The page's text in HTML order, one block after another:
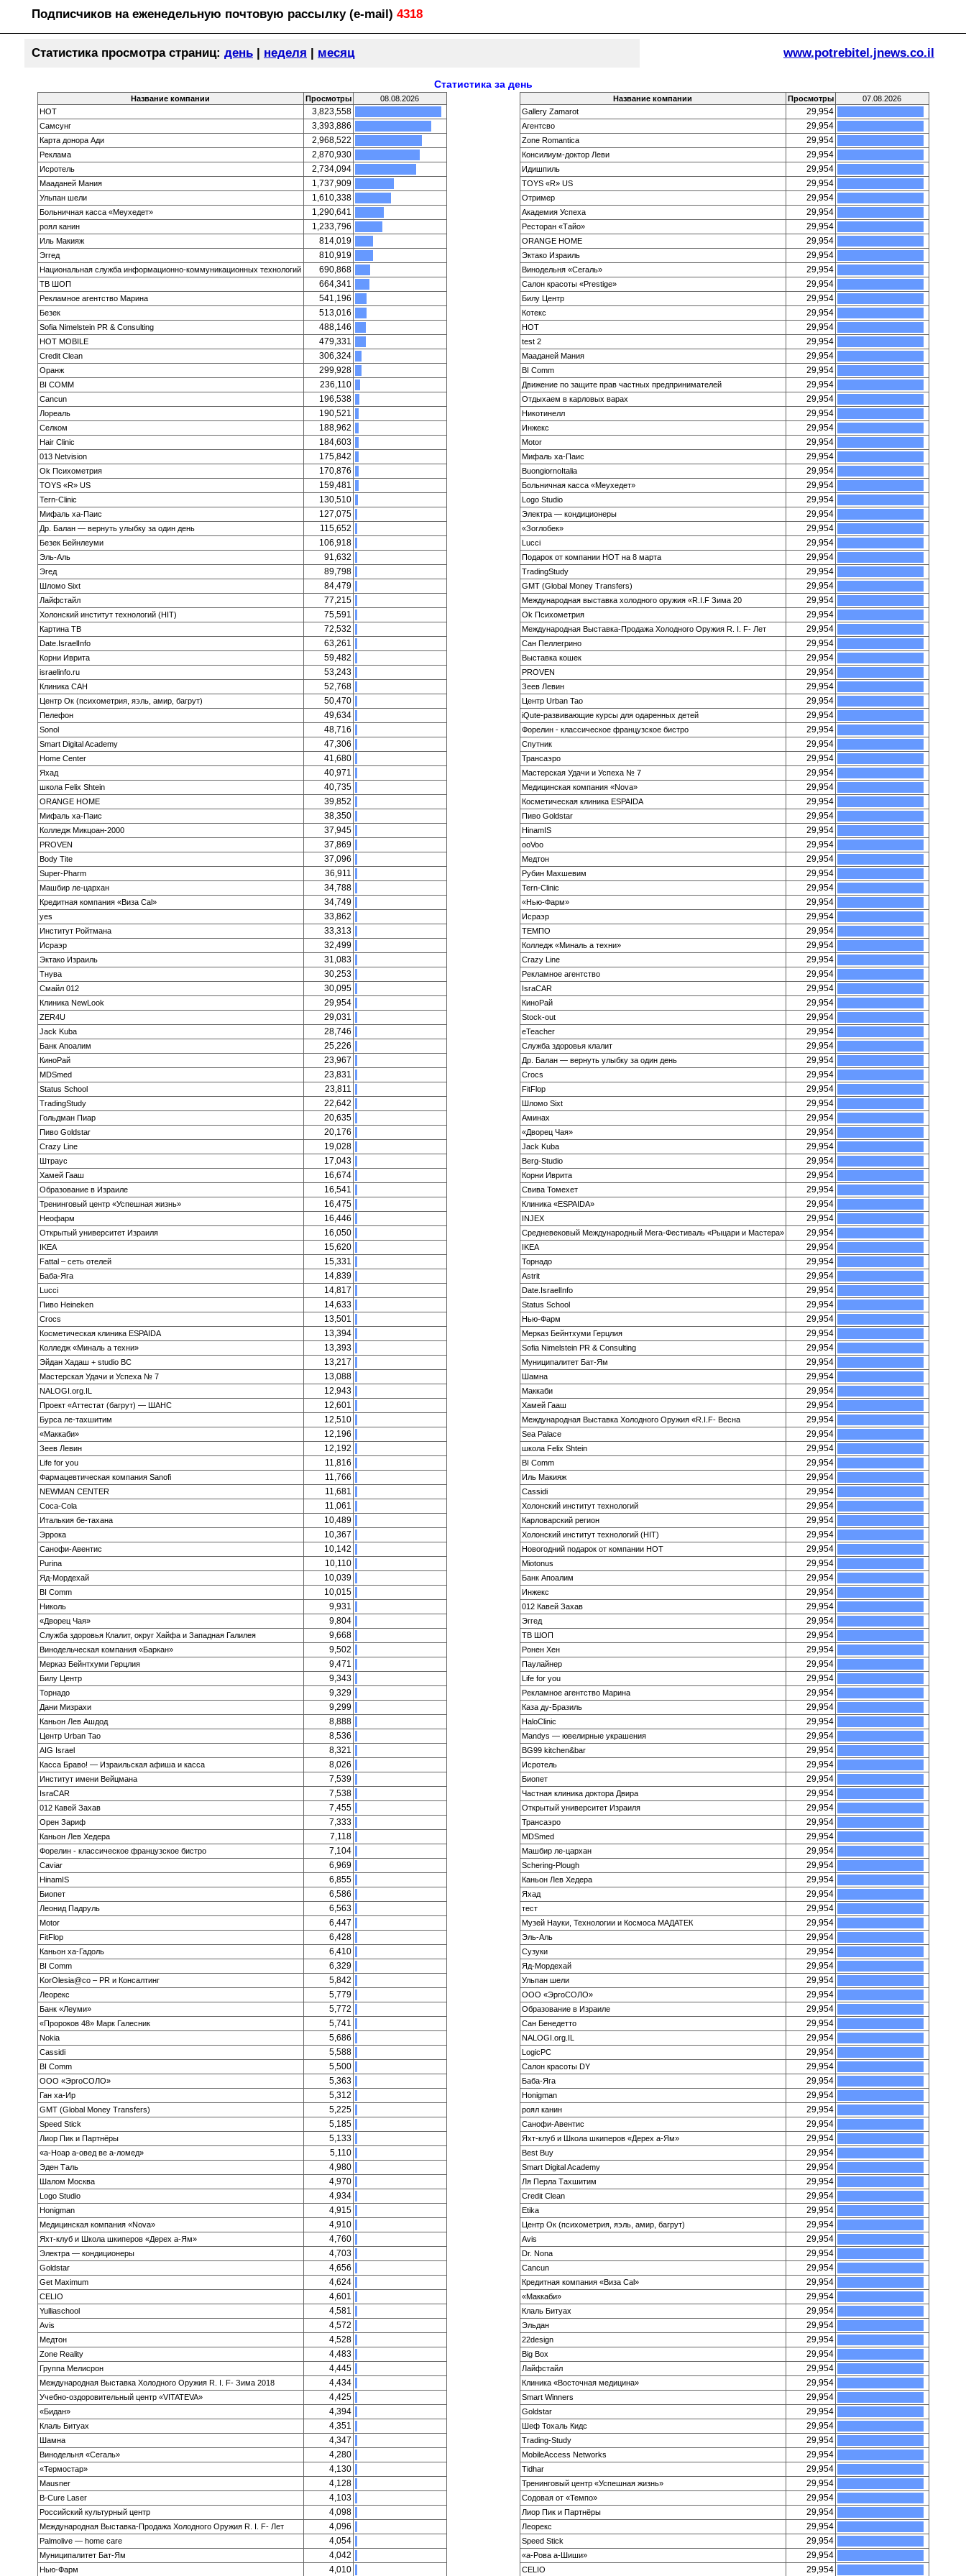
Подписчиков на еженедельную почтовую рассылку (e-mail) 4318
Статистика просмотра страниц: день | неделя | месяц www.potrebitel.jnews.co.il
Статистика за день
Название компании Просмотры
08.08.2026
HOT
3,823,558
Самсунг 3,393,886
Карта донора Ади 2,968,522
Реклама 2,870,930
Исротель 2,734,094
Мааданей Мания 1,737,909
Ульпан шели 1,610,338
Больничная касса «Меухедет» 1,290,641
роял канин 1,233,796
Иль Макияж 814,019
Эггед 810,919
Национальная служба информационно-коммуникационных технологий 690,868
ТВ ШОП 664,341
Рекламное агентство Марина 541,196
Безек 513,016
Sofia Nimelstein PR & Consulting 488,146
HOT MOBILE 479,331
Credit Clean 306,324
Оранж 299,928
BI COMM 236,110
Cancun 196,538
Лореаль 190,521
Селком 188,962
Hair Clinic 184,603
013 Netvision 175,842
Ok Психометрия 170,876
TOYS «R» US 159,481
Tern-Clinic 130,510
Мифаль ха-Паис 127,075
Др. Балан — вернуть улыбку за один день 115,652
Безек Бейнлеуми 106,918
Эль-Аль 91,632
Эгед 89,798
Шломо Sixt 84,479
Лайфстайл 77,215
Холонский институт технологий (HIT) 75,591
Картина ТВ 72,532
Date.IsraelInfo 63,261
Корни Иврита 59,482
israelinfo.ru 53,243
Клиника САН 52,768
Центр Ок (психометрия, яэль, амир, багрут) 50,470
Пелефон 49,634
Sonol 48,716
Smart Digital Academy 47,306
Home Center 41,680
Яхад 40,971
школа Felix Shtein 40,735
ORANGE HOME 39,852
Мифаль ха-Паис 38,350
Колледж Микцоан-2000 37,945
PROVEN 37,869
Body Tite 37,096
Super-Pharm 36,911
Машбир ле-цархан 34,788
Кредитная компания «Виза Cal» 34,749
yes 33,862
Институт Ройтмана 33,313
Исраэр 32,499
Эктако Израиль 31,083
Тнува 30,253
Смайл 012 30,095
Клиника NewLook 29,954
ZER4U 29,031
Jack Kuba 28,746
Банк Апоалим 25,226
КиноРай 23,967
MDSmed 23,831
Status School 23,811
TradingStudy 22,642
Гольдман Пиар 20,635
Пиво Goldstar 20,176
Crazy Line 19,028
Штраус 17,043
Хамей Гааш 16,674
Образование в Израиле 16,541
Тренинговый центр «Успешная жизнь» 16,475
Неофарм 16,446
Открытый университет Израиля 16,050
IKEA 15,620
Fattal – сеть отелей 15,331
Баба-Яга 14,839
Lucci 14,817
Пиво Heineken 14,633
Crocs 13,501
Косметическая клиника ESPAIDA 13,394
Колледж «Миналь а техни» 13,393
Эйдан Хадаш + studio BC 13,217
Мастерская Удачи и Успеха № 7 13,088
NALOGI.org.IL 12,943
Проект «Аттестат (багрут) — ШАНС 12,601
Бурса ле-тахшитим 12,510
«Маккаби» 12,196
Зеев Левин 12,192
Life for you 11,816
Фармацевтическая компания Sanofi 11,766
NEWMAN CENTER 11,681
Coca-Cola 11,061
Италькия бе-тахана 10,489
Эррока 10,367
Санофи-Авентис 10,142
Purina 10,110
Яд-Мордехай 10,039
BI Comm 10,015
Николь 9,931
«Дворец Чая» 9,804
Служба здоровья Клалит, округ Хайфа и Западная Галилея 9,668
Винодельческая компания «Баркан» 9,502
Мерказ Бейнтхуми Герцлия 9,471
Билу Центр 9,343
Торнадо 9,329
Дани Мизрахи 9,299
Каньон Лев Ашдод 8,888
Центр Urban Tao 8,536
AIG Israel 8,321
Касса Браво! — Израильская афиша и касса 8,026
Институт имени Вейцмана 7,539
IsraCAR 7,538
012 Кавей Захав 7,455
Орен Зариф 7,333
Каньон Лев Хедера 7,118
Форелин - классическое французское бистро 7,104
Caviar 6,969
HinamIS 6,855
Биопет 6,586
Леонид Падруль 6,563
Motor 6,447
FitFlop 6,428
Каньон ха-Гадоль 6,410
BI Comm 6,329
KorOlesia@co – PR и Консалтинг 5,842
Леорекс 5,779
Банк «Леуми» 5,772
«Пророков 48» Марк Галесник 5,741
Nokia 5,686
Cassidi 5,588
BI Comm 5,500
ООО «ЭргоСОЛО» 5,363
Ган ха-Ир 5,312
GMT (Global Money Transfers) 5,225
Speed Stick 5,185
Лиор Пик и Партнёры 5,133
«а-Ноар а-овед ве а-ломед» 5,110
Эден Таль 4,980
Шалом Москва 4,970
Logo Studio 4,934
Honigman 4,915
Медицинская компания «Nova» 4,910
Яхт-клуб и Школа шкиперов «Дерех а-Ям» 4,760
Электра — кондиционеры 4,703
Goldstar 4,656
Get Maximum 4,624
CELIO 4,601
Yulliaschool 4,581
Avis 4,572
Медтон 4,528
Zone Reality 4,483
Группа Мелисрон 4,445
Международная Выставка Холодного Оружия R. I. F- Зима 2018 4,434
Учебно-оздорови­тельный центр «VITATEVA» 4,425
«Бидан» 4,394
Клаль Битуах 4,351
Шамна 4,347
Винодельня «Сегаль» 4,280
«Термостар» 4,130
Mausner 4,128
B-Cure Laser 4,103
Российский культурный центр 4,098
Международная Выставка-Продажа Холодного Оружия R. I. F- Лет 4,096
Palmolive — home care 4,054
Муниципалитет Бат-Ям 4,042
Нью-Фарм 4,010
Название компании Просмотры
07.08.2026
Gallery Zamarot
29,954
Агентсво 29,954
Zone Romantica 29,954
Консилиум-доктор Леви 29,954
Идишпиль 29,954
TOYS «R» US 29,954
Отример 29,954
Академия Успеха 29,954
Ресторан «Тайо» 29,954
ORANGE HOME 29,954
Эктако Израиль 29,954
Винодельня «Сегаль» 29,954
Салон красоты «Prestige» 29,954
Билу Центр 29,954
Котекс 29,954
HOT 29,954
test 2 29,954
Мааданей Мания 29,954
BI Comm 29,954
Движение по защите прав частных предпринимателей 29,954
Oтдыхаем в карловых варах 29,954
Никотинелл 29,954
Инжекс 29,954
Motor 29,954
Мифаль ха-Паис 29,954
BuongiornoItalia 29,954
Больничная касса «Меухедет» 29,954
Logo Studio 29,954
Электра — кондиционеры 29,954
«Зоглобек» 29,954
Lucci 29,954
Подарок от компании HOT на 8 марта 29,954
TradingStudy 29,954
GMT (Global Money Transfers) 29,954
Международная выставка холодного оружия «R.I.F Зима 20 29,954
Ok Психометрия 29,954
Международная Выставка-Продажа Холодного Оружия R. I. F- Лет 29,954
Сан Пеллегрино 29,954
Выставка кошек 29,954
PROVEN 29,954
Зеев Левин 29,954
Центр Urban Tao 29,954
iQute-развивающие курсы для одаренных детей 29,954
Форелин - классическое французское бистро 29,954
Спутник 29,954
Трансаэро 29,954
Мастерская Удачи и Успеха № 7 29,954
Медицинская компания «Nova» 29,954
Косметическая клиника ESPAIDA 29,954
Пиво Goldstar 29,954
HinamIS 29,954
ooVoo 29,954
Медтон 29,954
Рубин Махшевим 29,954
Tern-Clinic 29,954
«Нью-Фарм» 29,954
Исраэр 29,954
ТЕМПО 29,954
Колледж «Миналь а техни» 29,954
Crazy Line 29,954
Рекламное агентство 29,954
IsraCAR 29,954
КиноРай 29,954
Stock-out 29,954
eTeacher 29,954
Служба здоровья клалит 29,954
Др. Балан — вернуть улыбку за один день 29,954
Crocs 29,954
FitFlop 29,954
Шломо Sixt 29,954
Аминах 29,954
«Дворец Чая» 29,954
Jack Kuba 29,954
Berg-Studio 29,954
Корни Иврита 29,954
Свива Томехет 29,954
Клиника «ESPAIDA» 29,954
INJEX 29,954
Средневековый Международный Мега-Фестиваль «Рыцари и Мастера» 29,954
IKEA 29,954
Торнадо 29,954
Astrit 29,954
Date.IsraelInfo 29,954
Status School 29,954
Нью-Фарм 29,954
Мерказ Бейнтхуми Герцлия 29,954
Sofia Nimelstein PR & Consulting 29,954
Муниципалитет Бат-Ям 29,954
Шамна 29,954
Маккаби 29,954
Хамей Гааш 29,954
Международная Выставка Холодного Оружия «R.I.F- Весна 29,954
Sea Palace 29,954
школа Felix Shtein 29,954
BI Comm 29,954
Иль Макияж 29,954
Cassidi 29,954
Холонский институт технологий 29,954
Карловарский регион 29,954
Холонский институт технологий (HIT) 29,954
Новогодний подарок от компании HOT 29,954
Miotonus 29,954
Банк Апоалим 29,954
Инжекс 29,954
012 Кавей Захав 29,954
Эггед 29,954
ТВ ШОП 29,954
Ронен Хен 29,954
Паулайнер 29,954
Life for you 29,954
Рекламное агентство Марина 29,954
Каза ду-Бразиль 29,954
HaloClinic 29,954
Mandys — ювелирные украшения 29,954
BG99 kitchen&bar 29,954
Исротель 29,954
Биопет 29,954
Частная клиника доктора Двира 29,954
Открытый университет Израиля 29,954
Трансаэро 29,954
MDSmed 29,954
Машбир ле-цархан 29,954
Schering-Plough 29,954
Каньон Лев Хедера 29,954
Яхад 29,954
тест 29,954
Музей Науки, Технологии и Космоса МАДАТЕК 29,954
Эль-Аль 29,954
Сузуки 29,954
Яд-Мордехай 29,954
Ульпан шели 29,954
ООО «ЭргоСОЛО» 29,954
Образование в Израиле 29,954
Сан Бенедетто 29,954
NALOGI.org.IL 29,954
LogicPC 29,954
Салон красоты DY 29,954
Баба-Яга 29,954
Honigman 29,954
роял канин 29,954
Санофи-Авентис 29,954
Яхт-клуб и Школа шкиперов «Дерех а-Ям» 29,954
Best Buy 29,954
Smart Digital Academy 29,954
Ля Перла Тахшитим 29,954
Credit Clean 29,954
Etika 29,954
Центр Ок (психометрия, яэль, амир, багрут) 29,954
Avis 29,954
Dr. Nona 29,954
Cancun 29,954
Кредитная компания «Виза Cal» 29,954
«Маккаби» 29,954
Клаль Битуах 29,954
Эльдан 29,954
22design 29,954
Big Box 29,954
Лайфстайл 29,954
Клиника «Восточная медицина» 29,954
Smart Winners 29,954
Goldstar 29,954
Шеф Тохаль Кидс 29,954
Trading-Study 29,954
MobileAccess Networks 29,954
Tidhar 29,954
Тренинговый центр «Успешная жизнь» 29,954
Содовая от «Темпо» 29,954
Лиор Пик и Партнёры 29,954
Леорекс 29,954
Speed Stick 29,954
«а-Рова а-Шиши» 29,954
CELIO 29,954